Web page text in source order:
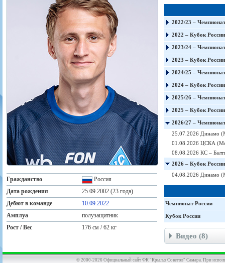
Контакты
Солидарность Самара Арена
Закупки
Вакансии
Документы
Статистика состава
Баланс матчей
FONBET Кубок России
Матчи
Молодежная команда
Календарь
Таблица
Шахматка
Статистика состава
Крылья Советов-2
Календарь
Таблица
Шахматка
Лига Европы УЕФА
Кубок Интертото УЕФА
Молодежное первенство
Кубок Премьер-лиги
Кубок ФНЛ
Игроки
Ветераны
Стадион "Металлург"
Гражданство
Россия
Дата рождения
25.09.2002 (23 года)
Дебют в команде
10.09.2022
Амплуа
полузащитник
Рост / Вес
176 см / 62 кг
2022/23 –
2022 – Кубок России
2023/24 –
2023 – Кубок России
2024/25 –
2024 – Кубок России
2025/26 –
2025 – Кубок России
2026/27 –
25.07.2026 Динамо
01.08.2026 ЦСКА
08.08.2026 КС –
2026 – Кубок России
04.08.2026 Динамо
Чемпионат России
Кубок России
Видео (8)
© 2000-2026 Официальный сайт ФК "Крылья Советов" Самара. При